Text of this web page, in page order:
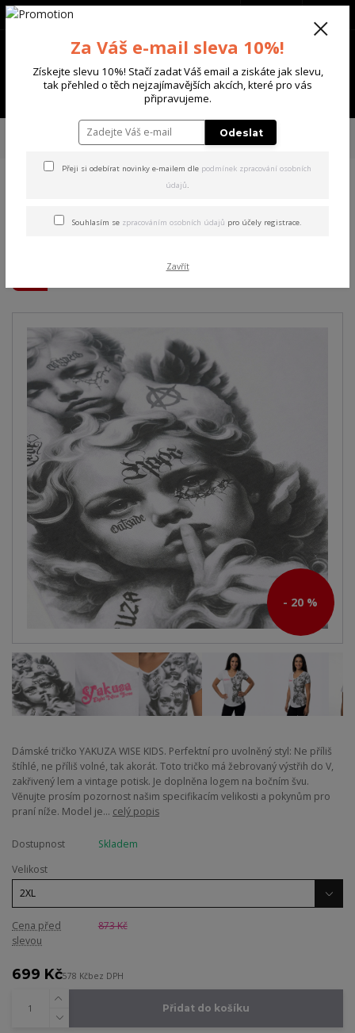
Menu
+420 702 136 620
TRIČKA & TÍLKA
Yakuza dámské tílko Wise Kids Curved
V Neck T-Shirt white 2XL
Kids Curved V Neck T-Shirt
- 20 %
Dámské tričko YAKUZA WISE KIDS. Perfektní pro uvolněný styl: Ne příliš
štíhlé, ne příliš volné, tak akorát. Toto tričko má žebrovaný výstřih do V,
zakřivený lem a vintage potisk. Je doplněna logem na bočním švu.
Věnujte prosím pozornost našim specifikacím velikosti a pokynům pro
praní níže. Model je... celý popis
Dostupnost
Skladem
Velikost
Cena před
slevou
873 Kč
699 Kč578 Kčbez DPH
Přidat do košíku
Za Váš e-mail sleva 10%!
Získejte slevu 10%! Stačí zadat Váš email a ziskáte jak slevu,
tak přehled o těch nejzajímavějších akcích, které pro vás
připravujeme.
Odeslat
Přeji si odebírat novinky e-mailem dle podmínek zpracování osobních
údajů.
Souhlasím se zpracováním osobních údajů pro účely registrace.
Zavřít